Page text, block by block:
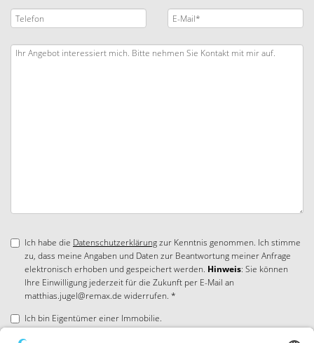
Ich habe die Datenschutzerklärungzur Kenntnis genommen. Ich stimme
zu, dass meine Angaben und Daten zur Beantwortung meiner Anfrage
elektronisch erhoben und gespeichert werden. Hinweis: Sie können
Ihre Einwilligung jederzeit für die Zukunft per E-Mail an
matthias.jugel@remax.de widerrufen. *
Ich bin Eigentümer einer Immobilie.